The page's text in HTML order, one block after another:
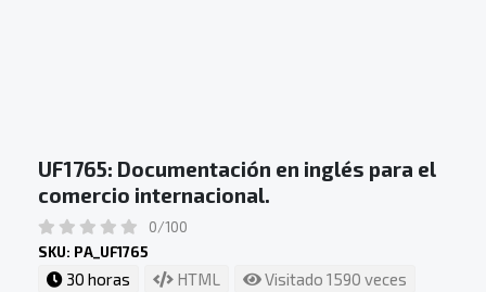
UF1765: Documentación en inglés para el
comercio internacional.
0/100
SKU: PA_UF1765
30 horas HTML Visitado 1590 veces